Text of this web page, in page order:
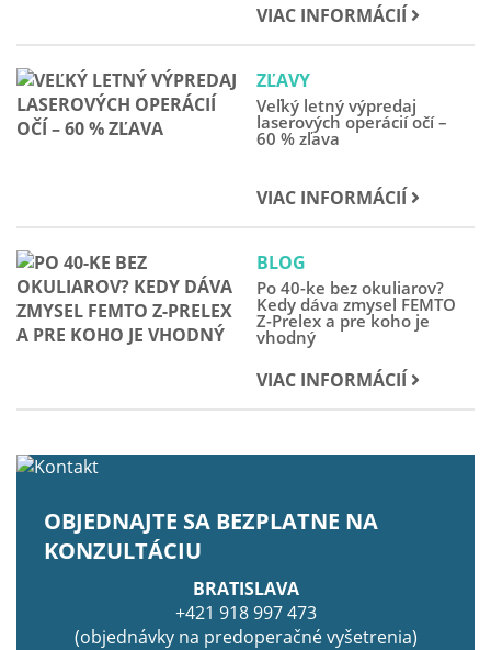
VIAC INFORMÁCIÍ
ZĽAVY
Veľký letný výpredaj
laserových operácií očí –
60 % zľava
VIAC INFORMÁCIÍ
BLOG
Po 40-ke bez okuliarov?
Kedy dáva zmysel FEMTO
Z-Prelex a pre koho je
vhodný
VIAC INFORMÁCIÍ
OBJEDNAJTE SA BEZPLATNE NA
KONZULTÁCIU
BRATISLAVA
+421 918 997 473
(objednávky na predoperačné vyšetrenia)